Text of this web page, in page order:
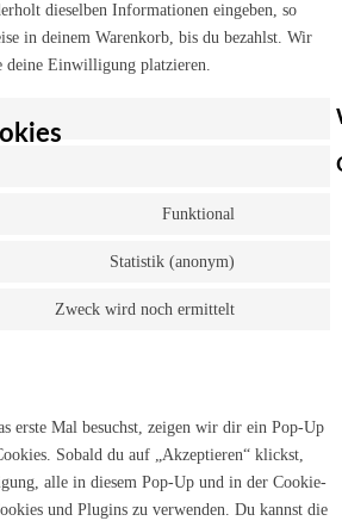
dieselben Informationen eingeben, so
in deinem Warenkorb, bis du bezahlst. Wir
deine Einwilligung platzieren.
Funktional
Statistik (anonym)
Zweck wird noch ermittelt
erste Mal besuchst, zeigen wir dir ein Pop-Up
Sobald du auf „Akzeptieren“ klickst,
alle in diesem Pop-Up und in der Cookie-
und Plugins zu verwenden. Du kannst die